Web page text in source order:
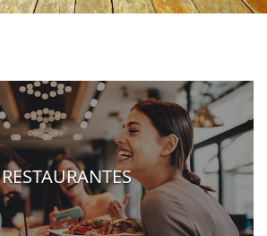
RESTAURANTES